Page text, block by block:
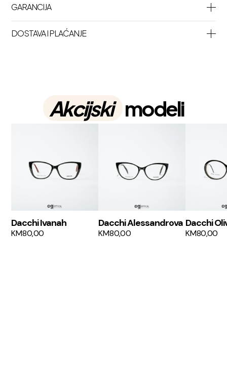
GARANCIJA
DOSTAVA I PLAĆANJE
Akcijski modeli
Dacchi Ivanah
KM80,00
Dacchi Alessandrova
KM80,00
Dacchi
KM80,00